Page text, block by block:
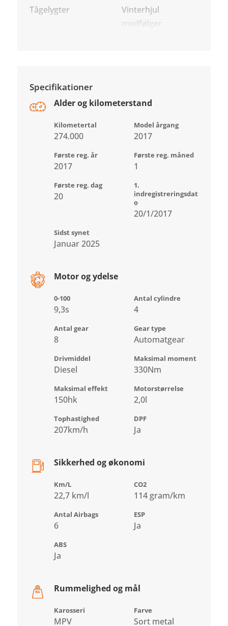
Tågelygter
Vinterhjul
medfølger
Specifikationer
Alder og kilometerstand
Kilometertal
274.000
Model årgang
2017
Første reg. år
2017
Første reg. måned
1
Første reg. dag
20
1.
indregistreringsdat
o
20/1/2017
Sidst synet
Januar 2025
Motor og ydelse
0-100
9,3s
Antal cylindre
4
Antal gear
8
Gear type
Automatgear
Drivmiddel
Diesel
Maksimal moment
330Nm
Maksimal effekt
150hk
Motorstørrelse
2,0l
Tophastighed
207km/h
DPF
Ja
Sikkerhed og økonomi
Km/L
22,7 km/l
CO2
114 gram/km
Antal Airbags
6
ESP
Ja
ABS
Ja
Rummelighed og mål
Karosseri
MPV
Farve
Sort metal